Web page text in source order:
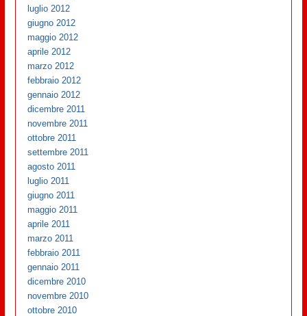
luglio 2012
giugno 2012
maggio 2012
aprile 2012
marzo 2012
febbraio 2012
gennaio 2012
dicembre 2011
novembre 2011
ottobre 2011
settembre 2011
agosto 2011
luglio 2011
giugno 2011
maggio 2011
aprile 2011
marzo 2011
febbraio 2011
gennaio 2011
dicembre 2010
novembre 2010
ottobre 2010